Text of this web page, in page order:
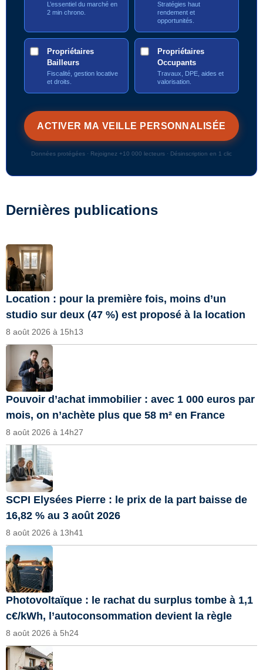
L’essentiel du marché en
2 min chrono.
Stratégies haut
rendement et
opportunités.
Propriétaires
Bailleurs
Fiscalité, gestion locative
et droits.
Propriétaires
Occupants
Travaux, DPE, aides et
valorisation.
Données protégées · Rejoignez +10 000 lecteurs · Désinscription en 1 clic
Dernières publications
Location : pour la première fois, moins d’un
studio sur deux (47 %) est proposé à la location
8 août 2026 à 15h13
Pouvoir d’achat immobilier : avec 1 000 euros par
mois, on n’achète plus que 58 m² en France
8 août 2026 à 14h27
SCPI Elysées Pierre : le prix de la part baisse de
16,82 % au 3 août 2026
8 août 2026 à 13h41
Photovoltaïque : le rachat du surplus tombe à 1,1
c€/kWh, l’autoconsommation devient la règle
8 août 2026 à 5h24